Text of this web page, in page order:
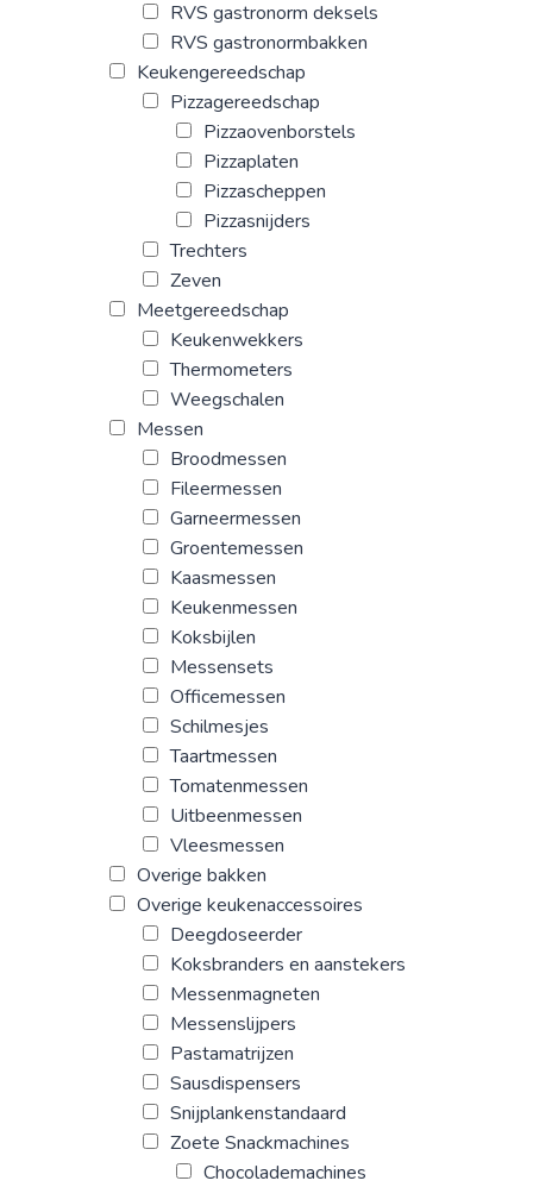
RVS gastronorm deksels
RVS gastronormbakken
Keukengereedschap
Pizzagereedschap
Pizzaovenborstels
Pizzaplaten
Pizzascheppen
Pizzasnijders
Trechters
Zeven
Meetgereedschap
Keukenwekkers
Thermometers
Weegschalen
Messen
Broodmessen
Fileermessen
Garneermessen
Groentemessen
Kaasmessen
Keukenmessen
Koksbijlen
Messensets
Officemessen
Schilmesjes
Taartmessen
Tomatenmessen
Uitbeenmessen
Vleesmessen
Overige bakken
Overige keukenaccessoires
Deegdoseerder
Koksbranders en aanstekers
Messenmagneten
Messenslijpers
Pastamatrijzen
Sausdispensers
Snijplankenstandaard
Zoete Snackmachines
Chocolademachines